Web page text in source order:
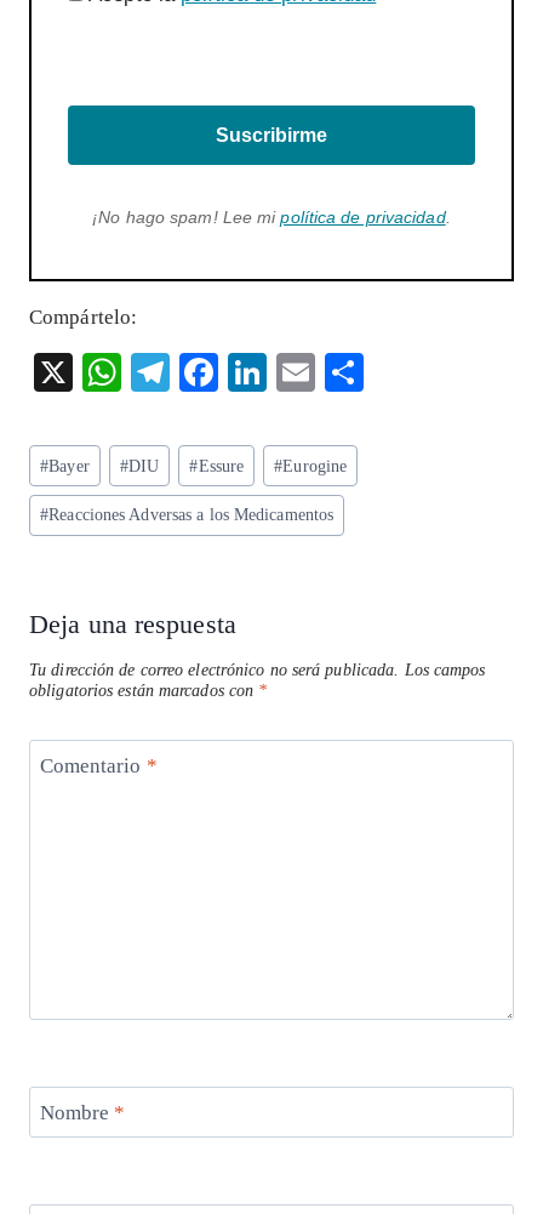
Suscribirme
¡No hago spam! Lee mipolítica de privacidad.
Compártelo:
X
W
ts
A
p
T
eg
ra
m
F
eb
o
o
Li
ke
dI
n
E
ai
l
Etiquetas
de
la
#Bayer #DIU #Essure #Eurogine
#Reacciones Adversas a los Medicamentos
Deja una respuesta
Tu dirección de correo electrónico no será publicada.
Los campos
obligatorios están marcados con *
Comentario *
Nombre *